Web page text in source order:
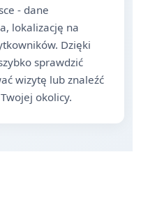
- dane
lokalizację na
Dzięki
sprawdzić
wizytę lub znaleźć
okolicy.